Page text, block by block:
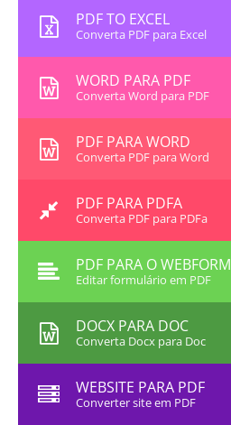
PDF TO EXCEL
Converta PDF para Excel
WORD PARA PDF
Converta Word para PDF
PDF PARA WORD
Converta PDF para Word
PDF PARA PDFA
Converta PDF para PDFa
PDF PARA O WEBFORM
Editar formulário em PDF
DOCX PARA DOC
Converta Docx para Doc
WEBSITE PARA PDF
Converter site em PDF